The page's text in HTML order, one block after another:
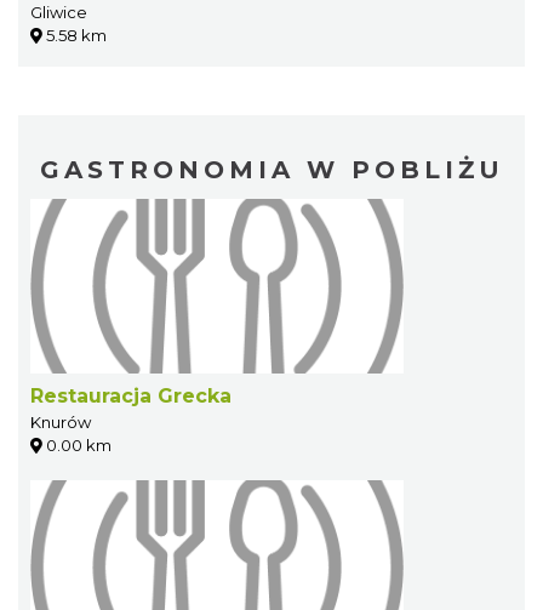
Gliwice
5.58 km
GASTRONOMIA W POBLIŻU
Restauracja Grecka
Knurów
0.00 km